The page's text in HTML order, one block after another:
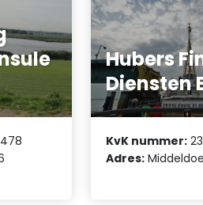
Hubers
Diensten
KvK nummer:
Adres: